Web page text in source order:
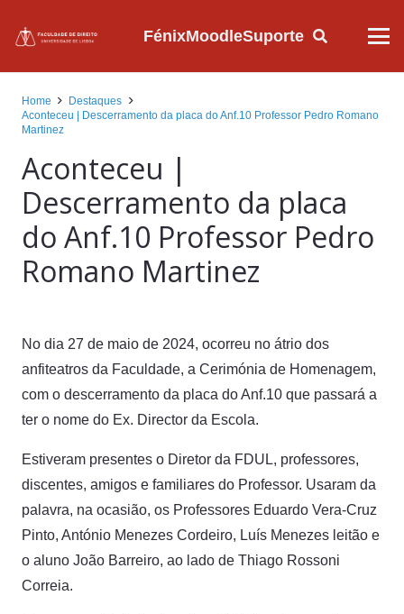
FénixMoodleSuporte
Home
Destaques
Aconteceu | Descerramento da placa do Anf.10 Professor Pedro Romano
Martinez
Aconteceu |
Descerramento da placa
do Anf.10 Professor Pedro
Romano Martinez
No dia 27 de maio de 2024, ocorreu no átrio dos
anfiteatros da Faculdade, a Cerimónia de Homenagem,
com o descerramento da placa do Anf.10 que passará a
ter o nome do Ex. Director da Escola.
Estiveram presentes o Diretor da FDUL, professores,
discentes, amigos e familiares do Professor. Usaram da
palavra, na ocasião, os Professores Eduardo Vera-Cruz
Pinto, António Menezes Cordeiro, Luís Menezes leitão e
o aluno João Barreiro, ao lado de Thiago Rossoni
Correia.